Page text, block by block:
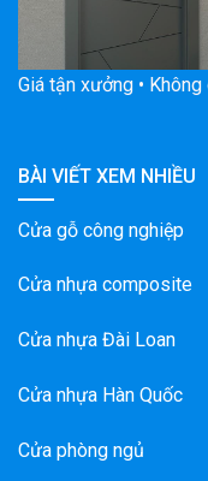
Giá tận xưởng •
BÀI VIẾT XEM NHIỀU
Cửa gỗ công nghiệp
Cửa nhựa composite
Cửa nhựa Đài Loan
Cửa nhựa Hàn Quốc
Cửa phòng ngủ